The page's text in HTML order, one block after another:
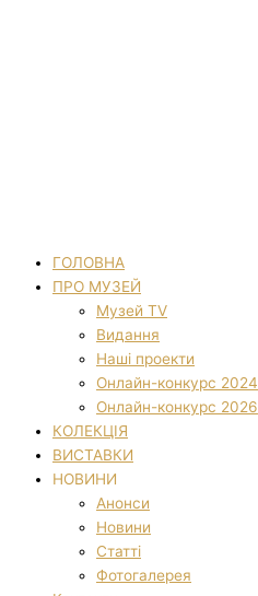
ГОЛОВНА
ПРО МУЗЕЙ
Музей TV
Видання
Наші проекти
Онлайн-конкурс 2024
Онлайн-конкурс 2026
КОЛЕКЦІЯ
ВИСТАВКИ
НОВИНИ
Анонси
Новини
Статті
Фотогалерея